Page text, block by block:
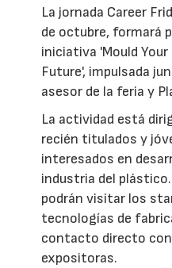
La jornada Career
de octubre, formará
iniciativa 'Mould Your
Future', impulsada
asesor de la feria y
La actividad está
recién titulados y
interesados en
industria del
podrán visitar los
tecnologías de
contacto directo
expositoras.